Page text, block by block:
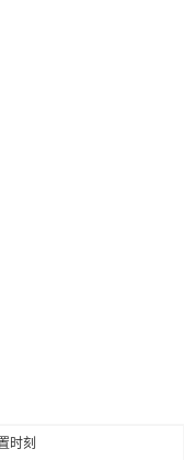
时刻